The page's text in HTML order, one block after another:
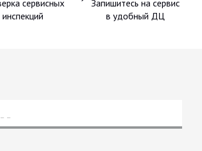
сервисных
инспекций
Запишитесь на сервис
в удобный ДЦ